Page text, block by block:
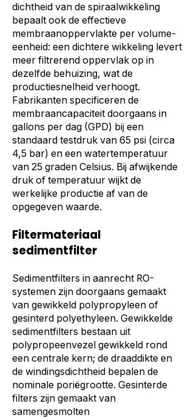
dichtheid van de spiraalwikkeling
bepaalt ook de effectieve
membraanoppervlakte per volume-
eenheid: een dichtere wikkeling levert
meer filtrerend oppervlak op in
dezelfde behuizing, wat de
productiesnelheid verhoogt.
Fabrikanten specificeren de
membraancapaciteit doorgaans in
gallons per dag (GPD) bij een
standaard testdruk van 65 psi (circa
4,5 bar) en een watertemperatuur
van 25 graden Celsius. Bij afwijkende
druk of temperatuur wijkt de
werkelijke productie af van de
opgegeven waarde.
Filtermateriaal
sedimentfilter
Sedimentfilters in aanrecht RO-
systemen zijn doorgaans gemaakt
van gewikkeld polypropyleen of
gesinterd polyethyleen. Gewikkelde
sedimentfilters bestaan uit
polypropeenvezel gewikkeld rond
een centrale kern; de draaddikte en
de windingsdichtheid bepalen de
nominale poriëgrootte. Gesinterde
filters zijn gemaakt van
samengesmolten